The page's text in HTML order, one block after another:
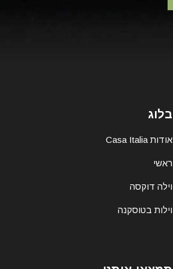
בלוג
אודות Casa Italia
ראשי
וילה דוקסה
וילות בטוסקנה